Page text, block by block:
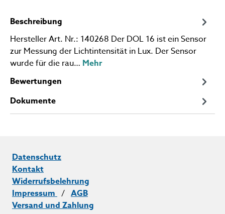
Beschreibung
Hersteller Art. Nr.: 140268 Der DOL 16 ist ein Sensor
zur Messung der Lichtintensität in Lux. Der Sensor
wurde für die rau… Mehr
Bewertungen
Dokumente
Datenschutz
Kontakt
Widerrufsbelehrung
Impressum / AGB
Versand und Zahlung